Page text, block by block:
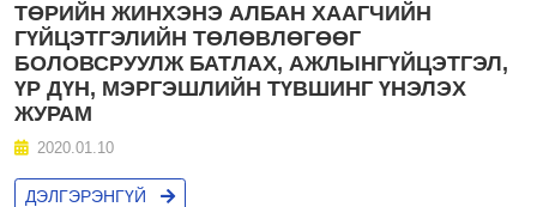
ТӨРИЙН ЖИНХЭНЭ АЛБАН ХААГЧИЙН
ГҮЙЦЭТГЭЛИЙН ТӨЛӨВЛӨГӨӨГ
БОЛОВСРУУЛЖ БАТЛАХ, АЖЛЫНГҮЙЦЭТГЭЛ,
ҮР ДҮН, МЭРГЭШЛИЙН ТҮВШИНГ ҮНЭЛЭХ
ЖУРАМ
2020.01.10
ДЭЛГЭРЭНГҮЙ